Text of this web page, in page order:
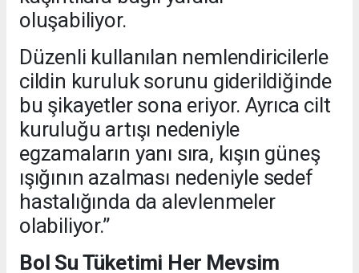
oluşabiliyor.
Düzenli kullanılan nemlendiricilerle
cildin kuruluk sorunu giderildiğinde
bu şikayetler sona eriyor. Ayrıca cilt
kuruluğu artışı nedeniyle
egzamaların yanı sıra, kışın güneş
ışığının azalması nedeniyle sedef
hastalığında da alevlenmeler
olabiliyor.”
Bol Su Tüketimi Her Mevsim